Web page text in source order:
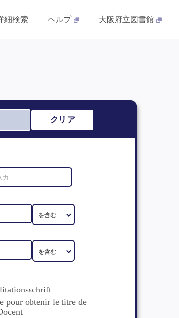
細検索 ヘルプ 大阪府立図書館
クリア
pour obtenir le titre de